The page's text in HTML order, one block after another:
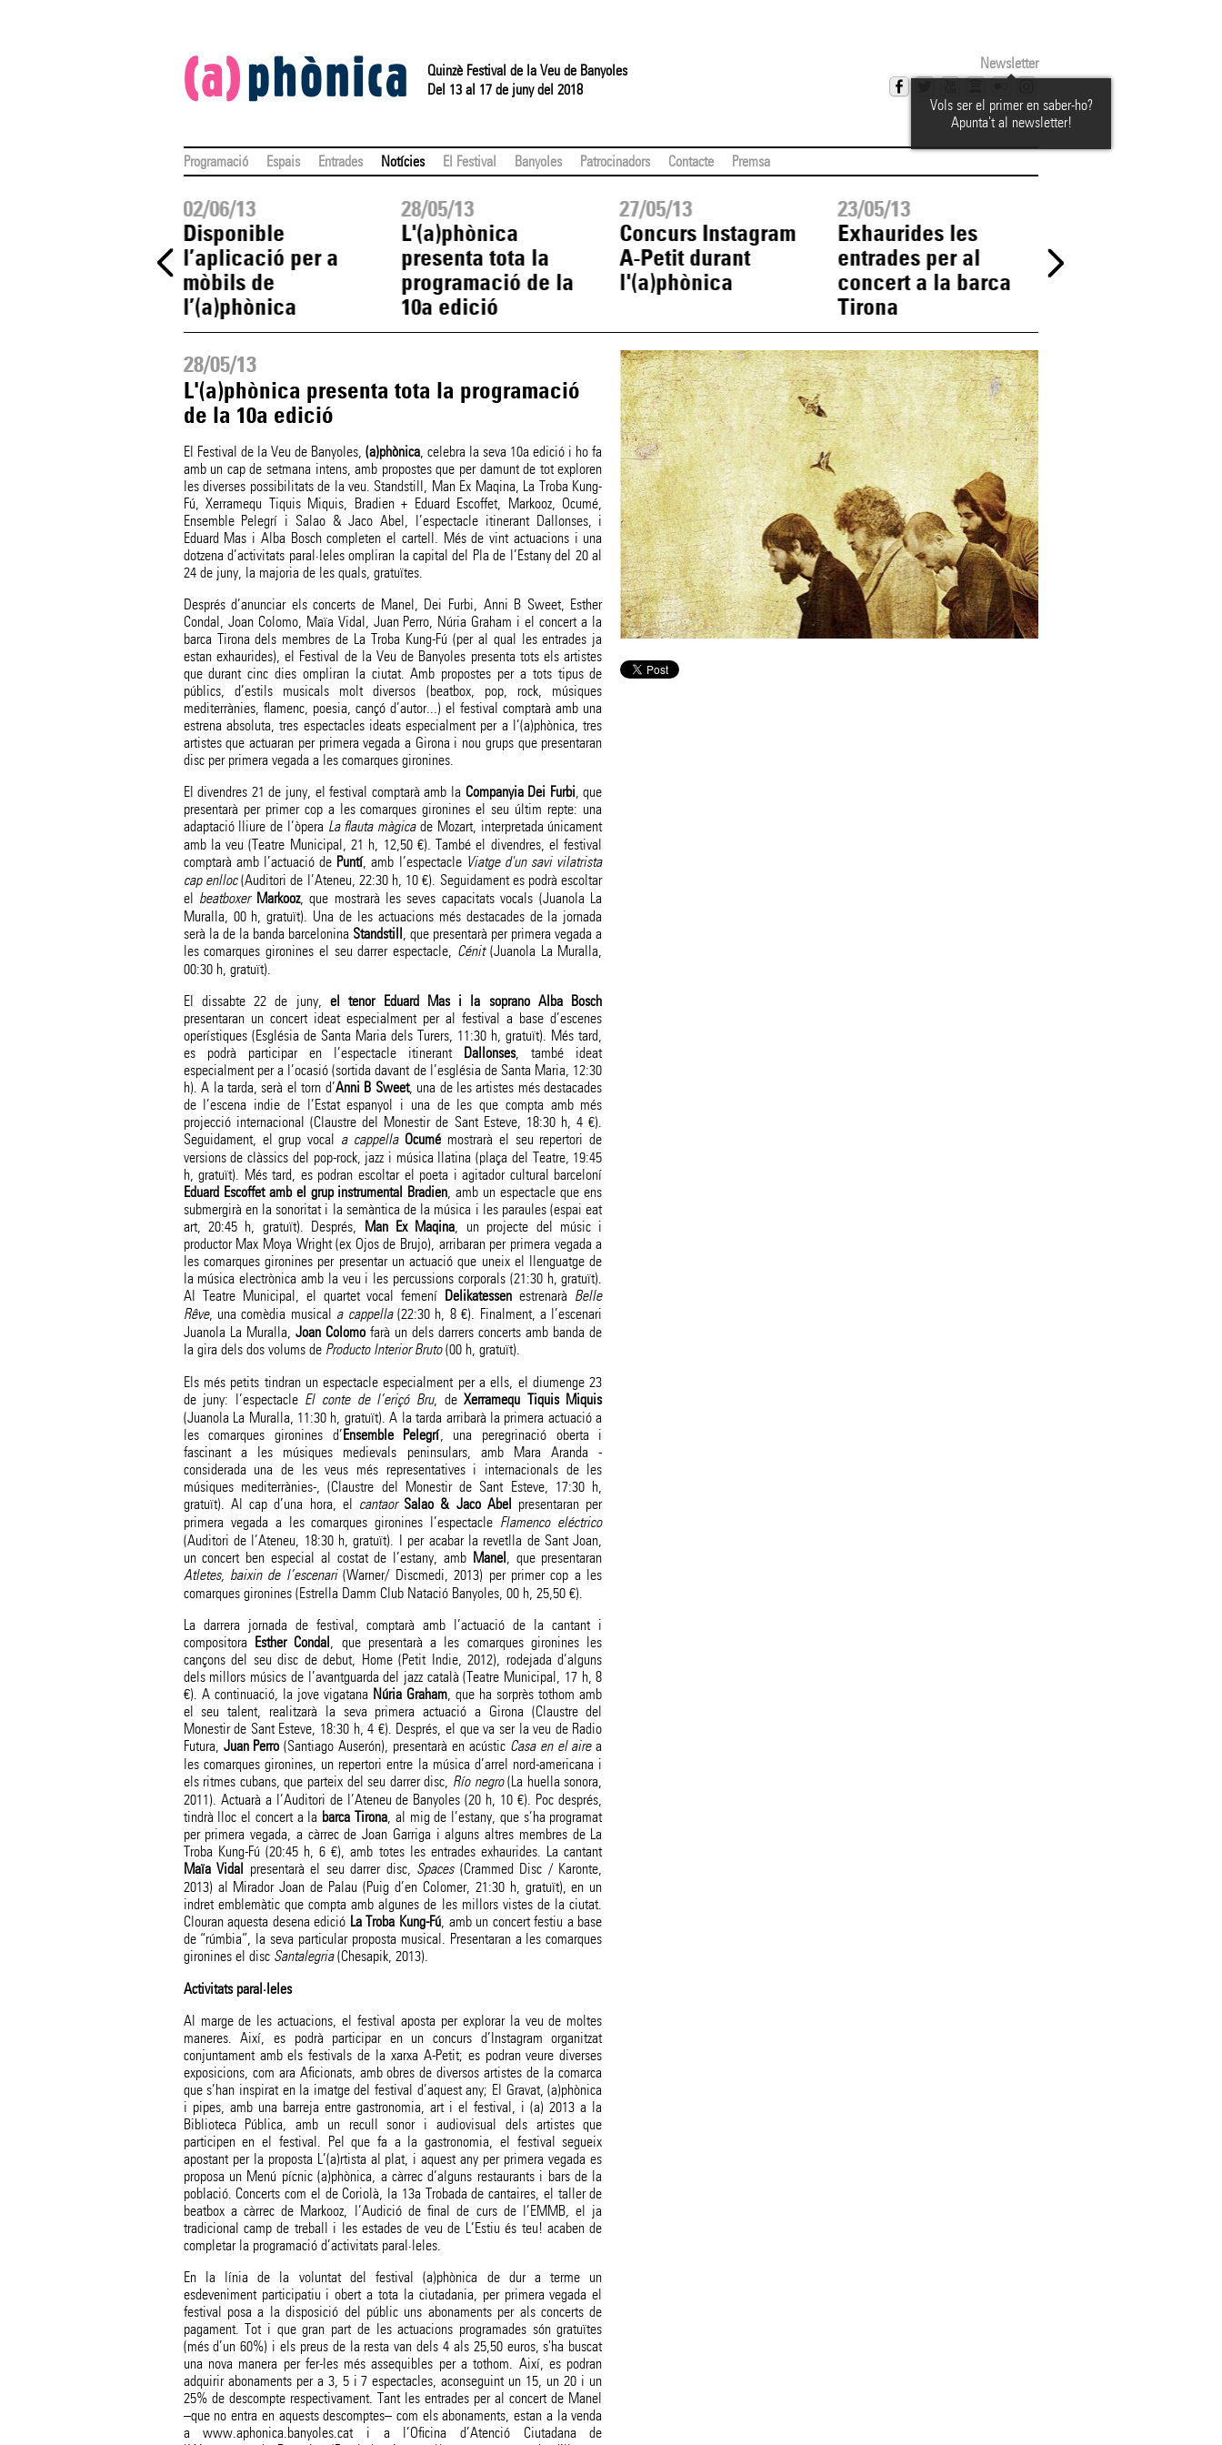
Quinzè Festival de la Veu de Banyoles
Del 13 al 17 de juny del 2018
Newsletter
Vols ser el primer en saber-ho?
Apunta't al newsletter!
Programació Espais Entrades Notícies El Festival Banyoles Patrocinadors Contacte Premsa
02/06/13
Disponible
l’aplicació per a
mòbils de
l’(a)phònica
28/05/13
L'(a)phònica
presenta tota la
programació de la
10a edició
27/05/13
Concurs Instagram
A-Petit durant
l'(a)phònica
23/05/13
Exhaurides les
entrades per al
concert a la barca
Tirona
les entrades per
28/05/13
L'(a)phònica presenta tota la programació
de la 10a edició
El Festival de la Veu de Banyoles, (a)phònica, celebra la seva 10a edició i ho fa
amb un cap de setmana intens, amb propostes que per damunt de tot exploren
les diverses possibilitats de la veu. Standstill, Man Ex Maqina, La Troba Kung-
Fú, Xerramequ Tiquis Miquis, Bradien + Eduard Escoffet, Markooz, Ocumé,
Ensemble Pelegrí i Salao & Jaco Abel, l’espectacle itinerant Dallonses, i
Eduard Mas i Alba Bosch completen el cartell. Més de vint actuacions i una
dotzena d’activitats paral·leles ompliran la capital del Pla de l’Estany del 20 al
24 de juny, la majoria de les quals, gratuïtes.
Després d’anunciar els concerts de Manel, Dei Furbi, Anni B Sweet, Esther
Condal, Joan Colomo, Maïa Vidal, Juan Perro, Núria Graham i el concert a la
barca Tirona dels membres de La Troba Kung-Fú (per al qual les entrades ja
estan exhaurides), el Festival de la Veu de Banyoles presenta tots els artistes
que durant cinc dies ompliran la ciutat. Amb propostes per a tots tipus de
públics, d’estils musicals molt diversos (beatbox, pop, rock, músiques
mediterrànies, flamenc, poesia, cançó d’autor...) el festival comptarà amb una
estrena absoluta, tres espectacles ideats especialment per a l’(a)phònica, tres
artistes que actuaran per primera vegada a Girona i nou grups que presentaran
disc per primera vegada a les comarques gironines.
El divendres 21 de juny, el festival comptarà amb la Companyia Dei Furbi, que
presentarà per primer cop a les comarques gironines el seu últim repte: una
adaptació lliure de l’òpera La flauta màgicade Mozart, interpretada únicament
amb la veu (Teatre Municipal, 21 h, 12,50 €). També el divendres, el festival
comptarà amb l’actuació de Puntí, amb l’espectacle Viatge d'un savi vilatrista
cap enlloc(Auditori de l’Ateneu, 22:30 h, 10 €). Seguidament es podrà escoltar
el beatboxer Markooz, que mostrarà les seves capacitats vocals (Juanola La
Muralla, 00 h, gratuït). Una de les actuacions més destacades de la jornada
serà la de la banda barcelonina Standstill , que presentarà per primera vegada a
les comarques gironines el seu darrer espectacle, Cénit(Juanola La Muralla,
00:30 h, gratuït).
El dissabte 22 de juny,el tenor Eduard Mas i la soprano Alba Bosch
presentaran un concert ideat especialment per al festival a base d’escenes
operístiques (Església de Santa Maria dels Turers, 11:30 h, gratuït). Més tard,
es podrà participar en l’espectacle itinerant Dallonses, també ideat
especialment per a l’ocasió (sortida davant de l’església de Santa Maria, 12:30
h). A la tarda, serà el torn d’Anni B Sweet, una de les artistes més destacades
de l’escena indie de l’Estat espanyol i una de les que compta amb més
projecció internacional (Claustre del Monestir de Sant Esteve, 18:30 h, 4 €).
Seguidament, el grup vocal a cappella Ocumémostrarà el seu repertori de
versions de clàssics del pop-rock, jazz i música llatina (plaça del Teatre, 19:45
h, gratuït). Més tard, es podran escoltar el poeta i agitador cultural barceloní
Eduard Escoffet amb el grup instrumental Bradien, amb un espectacle que ens
submergirà en la sonoritat i la semàntica de la música i les paraules (espai eat
art, 20:45 h, gratuït). Després,
Man Ex Maqina, un projecte del músic i
productor Max Moya Wright (ex Ojos de Brujo), arribaran per primera vegada a
les comarques gironines per presentar un actuació que uneix el llenguatge de
la música electrònica amb la veu i les percussions corporals (21:30 h, gratuït).
Al Teatre Municipal, el quartet vocal femení Delikatessen estrenarà Belle
Rêve, una comèdia musical a cappella(22:30 h, 8 €). Finalment, a l’escenari
Juanola La Muralla, Joan Colomofarà un dels darrers concerts amb banda de
la gira dels dos volums de Producto Interior Bruto(00 h, gratuït).
Els més petits tindran un espectacle especialment per a ells, el diumenge 23
de juny: l’espectacle El conte de l’eriçó Bru, deXerramequ Tiquis Miquis
(Juanola La Muralla, 11:30 h, gratuït). A la tarda arribarà la primera actuació a
les comarques gironines d’Ensemble Pelegrí, una peregrinació oberta i
fascinant a les músiques medievals peninsulars, amb Mara Aranda -
considerada una de les veus més representatives i internacionals de les
músiques mediterrànies-, (Claustre del Monestir de Sant Esteve, 17:30 h,
gratuït). Al cap d’una hora, el cantaor Salao & Jaco Abel
presentaran per
primera vegada a les comarques gironines l’espectacle Flamenco eléctrico
(Auditori de l’Ateneu, 18:30 h, gratuït). I per acabar la revetlla de Sant Joan,
un concert ben especial al costat de l’estany, amb Manel , que presentaran
Atletes, baixin de l’escenari(Warner/ Discmedi, 2013) per primer cop a les
comarques gironines (Estrella Damm Club Natació Banyoles, 00 h, 25,50 €).
La darrera jornada de festival, comptarà amb l’actuació de la cantant i
compositora Esther Condal , que presentarà a les comarques gironines les
cançons del seu disc de debut, Home (Petit Indie, 2012), rodejada d’alguns
dels millors músics de l’avantguarda del jazz català (Teatre Municipal, 17 h, 8
€). A continuació, la jove vigatana Núria Graham, que ha sorprès tothom amb
el seu talent, realitzarà la seva primera actuació a Girona (Claustre del
Monestir de Sant Esteve, 18:30 h, 4 €). Després, el que va ser la veu de Radio
Futura, Juan Perro (Santiago Auserón), presentarà en acústic Casa en el airea
les comarques gironines, un repertori entre la música d’arrel nord-americana i
els ritmes cubans, que parteix del seu darrer disc, Río negro(La huella sonora,
2011). Actuarà a l’Auditori de l’Ateneu de Banyoles (20 h, 10 €). Poc després,
tindrà lloc el concert a la barca Tirona, al mig de l’estany, que s’ha programat
per primera vegada, a càrrec de Joan Garriga i alguns altres membres de La
Troba Kung-Fú (20:45 h, 6 €), amb totes les entrades exhaurides. La cantant
Maïa Vidal
presentarà el seu darrer disc, Spaces(Crammed Disc / Karonte,
2013) al Mirador Joan de Palau (Puig d’en Colomer, 21:30 h, gratuït), en un
indret emblemàtic que compta amb algunes de les millors vistes de la ciutat.
Clouran aquesta desena edició La Troba Kung-Fú, amb un concert festiu a base
de “rúmbia”, la seva particular proposta musical. Presentaran a les comarques
gironines el disc Santalegria(Chesapik, 2013).
Activitats paral·leles
Al marge de les actuacions, el festival aposta per explorar la veu de moltes
maneres. Així, es podrà participar en un concurs d’Instagram organitzat
conjuntament amb els festivals de la xarxa A-Petit; es podran veure diverses
exposicions, com ara Aficionats, amb obres de diversos artistes de la comarca
que s’han inspirat en la imatge del festival d’aquest any; El Gravat, (a)phònica
i pipes, amb una barreja entre gastronomia, art i el festival, i (a) 2013 a la
Biblioteca Pública, amb un recull sonor i audiovisual dels artistes que
participen en el festival. Pel que fa a la gastronomia, el festival segueix
apostant per la proposta L’(a)rtista al plat, i aquest any per primera vegada es
proposa un Menú pícnic (a)phònica, a càrrec d’alguns restaurants i bars de la
població. Concerts com el de Coriolà, la 13a Trobada de cantaires, el taller de
beatbox a càrrec de Markooz, l’Audició de final de curs de l’EMMB, el ja
tradicional camp de treball i les estades de veu de L’Estiu és teu! acaben de
completar la programació d’activitats paral·leles.
En la línia de la voluntat del festival (a)phònica de dur a terme un
esdeveniment participatiu i obert a tota la ciutadania, per primera vegada el
festival posa a la disposició del públic uns abonaments per als concerts de
pagament. Tot i que gran part de les actuacions programades són gratuïtes
(més d’un 60%) i els preus de la resta van dels 4 als 25,50 euros, s'ha buscat
una nova manera per fer-les més assequibles per a tothom. Així, es podran
adquirir abonaments per a 3, 5 i 7 espectacles, aconseguint un 15, un 20 i un
25% de descompte respectivament. Tant les entrades per al concert de Manel
–que no entra en aquests descomptes– com els abonaments, estan a la venda
a www.aphonica.banyoles.cat i a l’Oficina d’Atenció Ciutadana de